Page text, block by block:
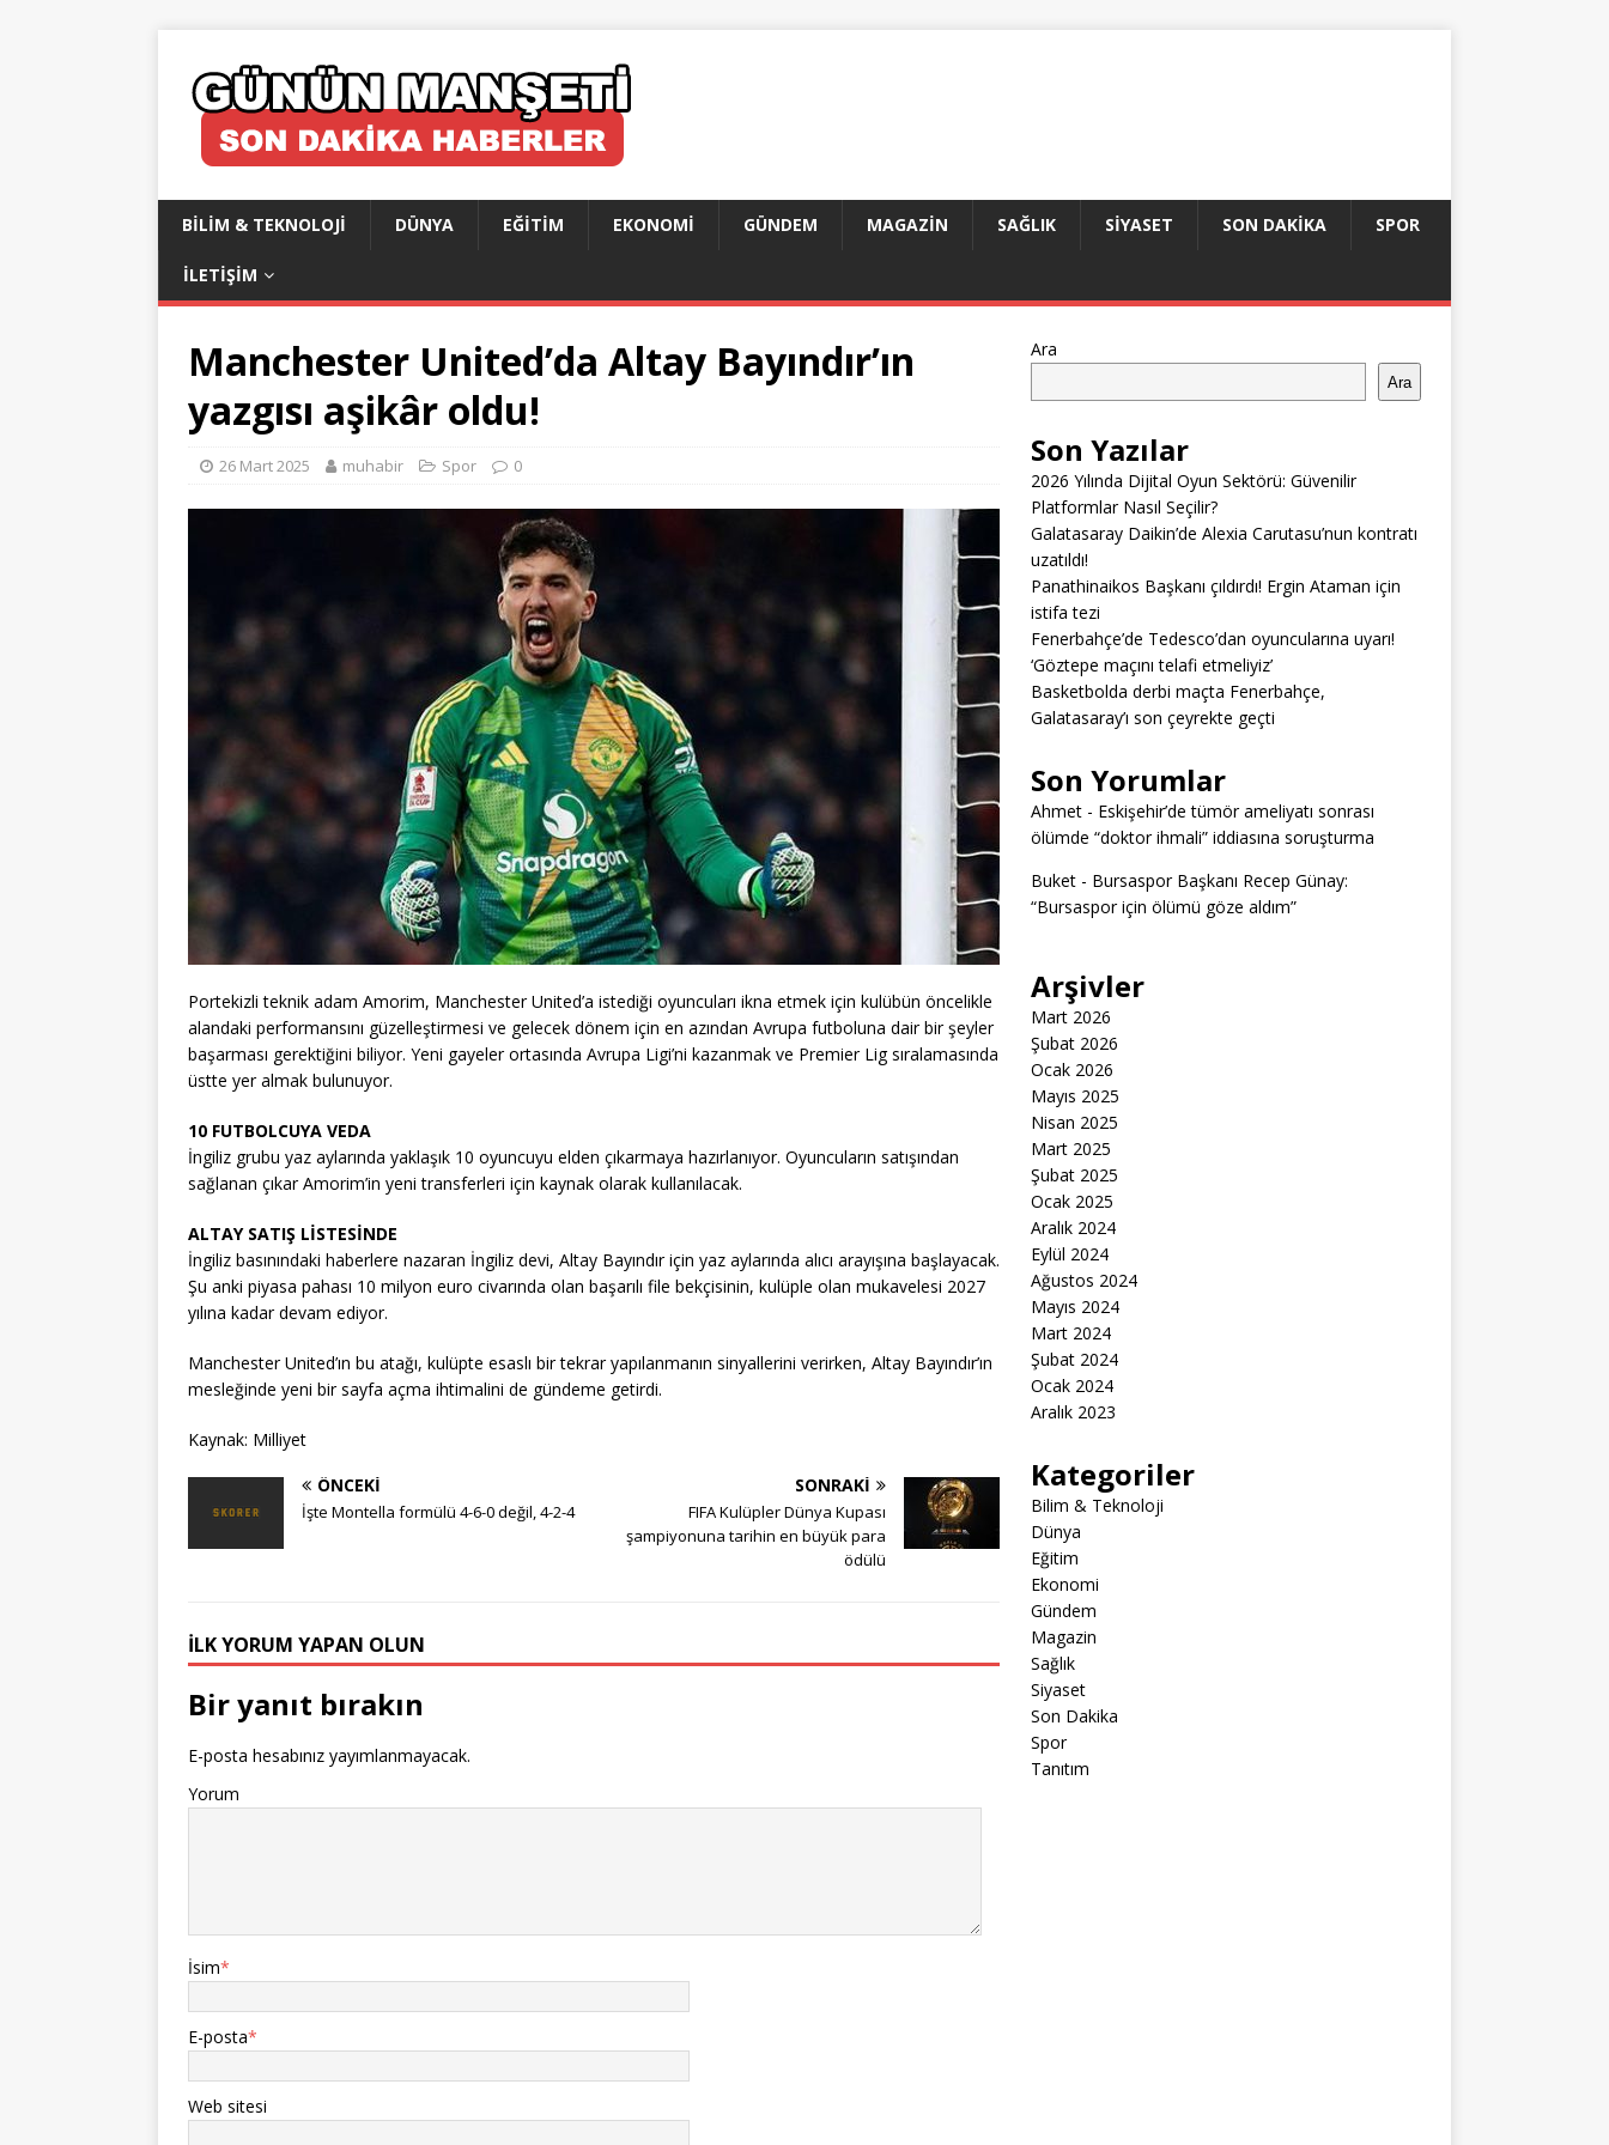
BILIM & TEKNOLOJI DÜNYA EĞITIM EKONOMI GÜNDEM MAGAZIN SAĞLIK SIYASET SON DAKIKA SPOR
İLETIŞIM
Manchester United’da Altay Bayındır’ın
yazgısı aşikâr oldu!
26 Mart 2025 muhabir Spor 0
Portekizli teknik adam Amorim, Manchester United’a istediği oyuncuları ikna etmek için kulübün öncelikle
alandaki performansını güzelleştirmesi ve gelecek dönem için en azından Avrupa futboluna dair bir şeyler
başarması gerektiğini biliyor. Yeni gayeler ortasında Avrupa Ligi’ni kazanmak ve Premier Lig sıralamasında
üstte yer almak bulunuyor.
10 FUTBOLCUYA VEDA
İngiliz grubu yaz aylarında yaklaşık 10 oyuncuyu elden çıkarmaya hazırlanıyor. Oyuncuların satışından
sağlanan çıkar Amorim’in yeni transferleri için kaynak olarak kullanılacak.
ALTAY SATIŞ LİSTESİNDE
İngiliz basınındaki haberlere nazaran İngiliz devi, Altay Bayındır için yaz aylarında alıcı arayışına başlayacak.
Şu anki piyasa pahası 10 milyon euro civarında olan başarılı file bekçisinin, kulüple olan mukavelesi 2027
yılına kadar devam ediyor.
Manchester United’ın bu atağı, kulüpte esaslı bir tekrar yapılanmanın sinyallerini verirken, Altay Bayındır’ın
mesleğinde yeni bir sayfa açma ihtimalini de gündeme getirdi.
Kaynak: Milliyet
ÖNCEKI
İşte Montella formülü 4-6-0 değil, 4-2-4
SONRAKI
FIFA Kulüpler Dünya Kupası
şampiyonuna tarihin en büyük para
ödülü
İLK YORUM YAPAN OLUN
Bir yanıt bırakın
E-posta hesabınız yayımlanmayacak.
Yorum
İsim*
E-posta*
Web sitesi
Ara
Ara
Son Yazılar
2026 Yılında Dijital Oyun Sektörü: Güvenilir
Platformlar Nasıl Seçilir?
Galatasaray Daikin’de Alexia Carutasu’nun kontratı
uzatıldı!
Panathinaikos Başkanı çıldırdı! Ergin Ataman için
istifa tezi
Fenerbahçe’de Tedesco’dan oyuncularına uyarı!
‘Göztepe maçını telafi etmeliyiz’
Basketbolda derbi maçta Fenerbahçe,
Galatasaray’ı son çeyrekte geçti
Son Yorumlar
Ahmet- Eskişehir’de tümör ameliyatı sonrası
ölümde “doktor ihmali” iddiasına soruşturma
Buket- Bursaspor Başkanı Recep Günay:
“Bursaspor için ölümü göze aldım”
Arşivler
Mart 2026
Şubat 2026
Ocak 2026
Mayıs 2025
Nisan 2025
Mart 2025
Şubat 2025
Ocak 2025
Aralık 2024
Eylül 2024
Ağustos 2024
Mayıs 2024
Mart 2024
Şubat 2024
Ocak 2024
Aralık 2023
Kategoriler
Bilim & Teknoloji
Dünya
Eğitim
Ekonomi
Gündem
Magazin
Sağlık
Siyaset
Son Dakika
Spor
Tanıtım